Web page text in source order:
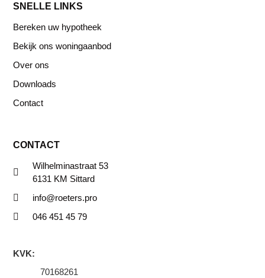
SNELLE LINKS
Bereken uw hypotheek
Bekijk ons woningaanbod
Over ons
Downloads
Contact
CONTACT
Wilhelminastraat 53
6131 KM Sittard
info@roeters.pro
046 451 45 79
KVK:
70168261